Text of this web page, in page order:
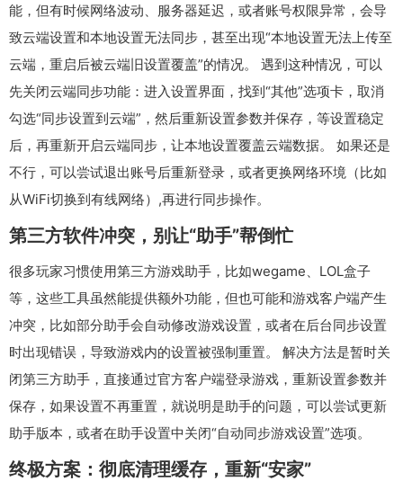
能，但有时候网络波动、服务器延迟，或者账号权限异常，会导
致云端设置和本地设置无法同步，甚至出现“本地设置无法上传至
云端，重启后被云端旧设置覆盖”的情况。 遇到这种情况，可以
先关闭云端同步功能：进入设置界面，找到“其他”选项卡，取消
勾选“同步设置到云端”，然后重新设置参数并保存，等设置稳定
后，再重新开启云端同步，让本地设置覆盖云端数据。 如果还是
不行，可以尝试退出账号后重新登录，或者更换网络环境（比如
从WiFi切换到有线网络）,再进行同步操作。
第三方软件冲突，别让“助手”帮倒忙
很多玩家习惯使用第三方游戏助手，比如wegame、LOL盒子
等，这些工具虽然能提供额外功能，但也可能和游戏客户端产生
冲突，比如部分助手会自动修改游戏设置，或者在后台同步设置
时出现错误，导致游戏内的设置被强制重置。 解决方法是暂时关
闭第三方助手，直接通过官方客户端登录游戏，重新设置参数并
保存，如果设置不再重置，就说明是助手的问题，可以尝试更新
助手版本，或者在助手设置中关闭“自动同步游戏设置”选项。
终极方案：彻底清理缓存，重新“安家”